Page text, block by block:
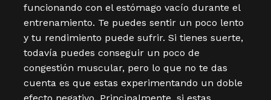
funcionando con el estómago vacío durante el
entrenamiento. Te puedes sentir un poco lento
y tu rendimiento puede sufrir. Si tienes suerte,
todavía puedes conseguir un poco de
congestión muscular, pero lo que no te das
cuenta es que estas experimentando un doble